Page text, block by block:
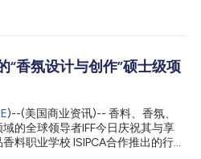
现随时间演变的香气轮廓并实现持
，我们将香氛表现推向了全新
初次使用后的很长一段时间内仍
我们在香氛设计方面的深厚专业知
、更具意义的体验，为消费者带来
验增强 香基是一种旨在实现香氛可
的核心是一项创新的香基机制，
杂的香气维度。该机制由光照触发
“香氛设计与创作”硕士级项
)--(美国商业资讯)-- 香料、香氛、
的全球领导者IFF今日庆祝其与享
料职业学校 ISIPCA合作推出的行业